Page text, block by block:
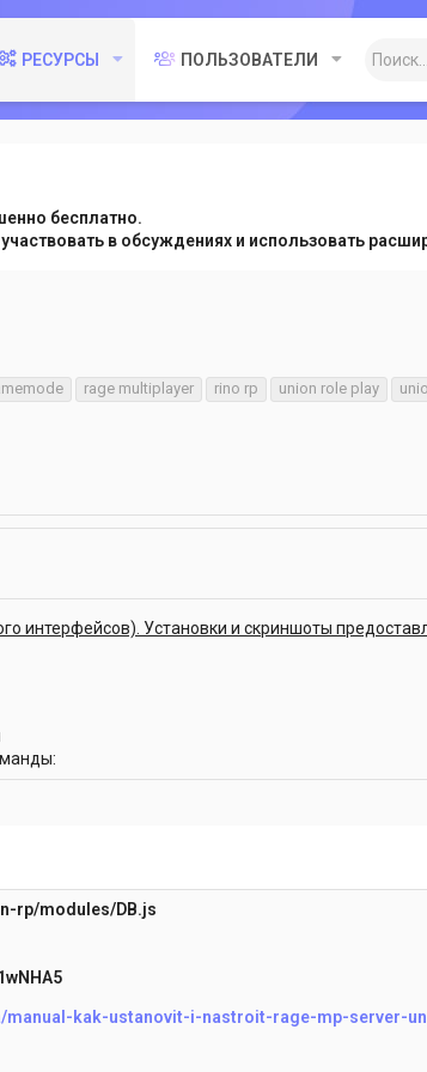
РЕСУРСЫ ПОЛЬЗОВАТЕЛИ
бесплатно.
в обсуждениях и использовать
rage multiplayer rino rp union role play
интерфейсов). Установки и скриншоты
rp/modules/DB.js
manual-kak-ustanovit-i-nastroit-rage-mp-server-